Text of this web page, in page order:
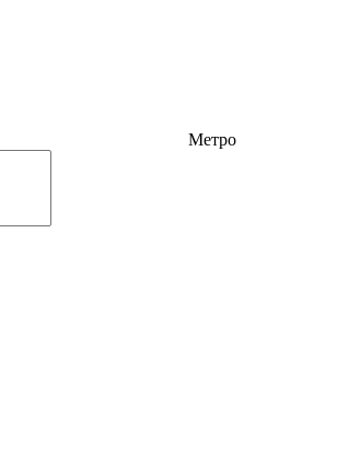
Метро